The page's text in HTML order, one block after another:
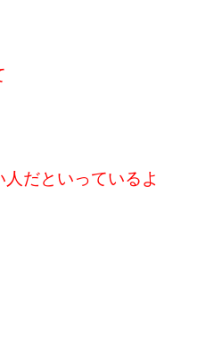
だといっているよ